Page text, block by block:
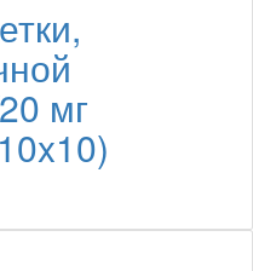
мг